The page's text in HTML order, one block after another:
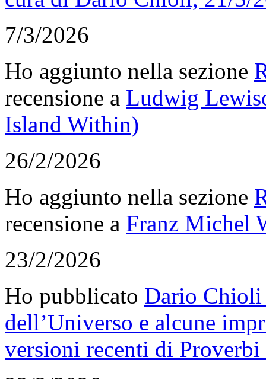
7/3/2026
Ho aggiunto nella sezione
recensione a Ludwig
Island Within)
26/2/2026
Ho aggiunto nella sezione
recensione a Franz Michel
23/2/2026
Ho pubblicato Dario
dell’Universo e alcune
versioni recenti di